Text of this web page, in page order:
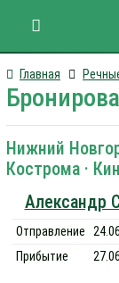
Главная
Нижний
Кострома ·
Александр
Отправление
Прибытие